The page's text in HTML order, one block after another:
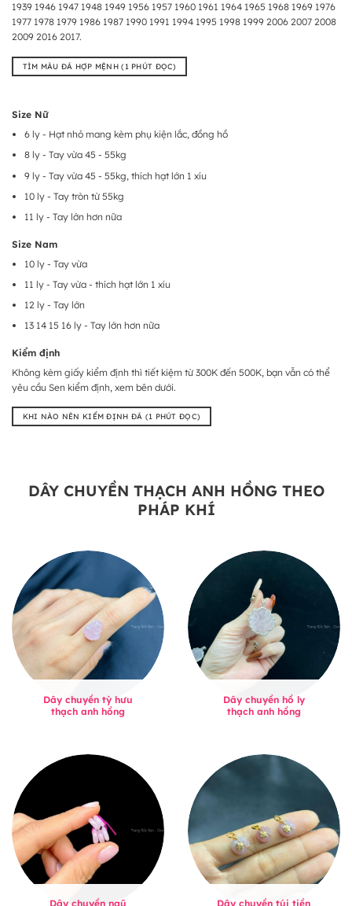
1939 1946 1947 1948 1949 1956 1957 1960 1961 1964 1965 1968 1969 1976
1977 1978 1979 1986 1987 1990 1991 1994 1995 1998 1999 2006 2007 2008
2009 2016 2017.
TÌM MÀU ĐÁ HỢP MỆNH (1 PHÚT ĐỌC)
Size Nữ
6 ly - Hạt nhỏ mang kèm phụ kiện lắc, đồng hồ
8 ly - Tay vừa 45 - 55kg
9 ly - Tay vừa 45 - 55kg, thích hạt lớn 1 xíu
10 ly - Tay tròn từ 55kg
11 ly - Tay lớn hơn nữa
Size Nam
10 ly - Tay vừa
11 ly - Tay vừa - thích hạt lớn 1 xíu
12 ly - Tay lớn
13 14 15 16 ly - Tay lớn hơn nữa
Kiểm định
Không kèm giấy kiểm định thì tiết kiệm từ 300K đến 500K, bạn vẫn có thể
yêu cầu Sen kiểm định, xem bên dưới.
KHI NÀO NÊN KIỂM ĐỊNH ĐÁ (1 PHÚT ĐỌC)
DÂY CHUYỀN THẠCH ANH HỒNG THEO
PHÁP KHÍ
Dây chuyền tỳ hưu
thạch anh hồng
Dây chuyền hồ ly
thạch anh hồng
Dây chuyền ngũ Dây chuyền túi tiền